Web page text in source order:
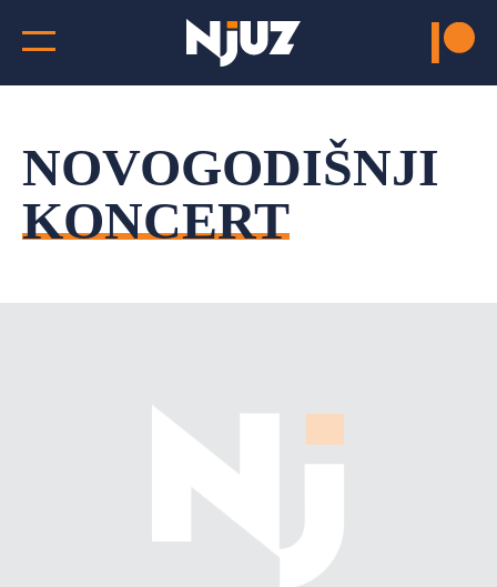
NOVOGODIŠNJI
KONCERT